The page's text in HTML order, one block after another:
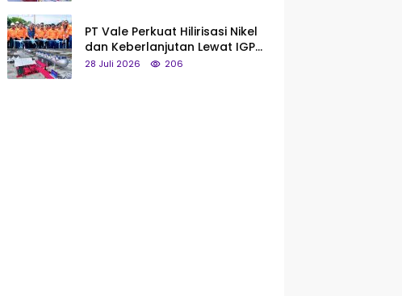
PT Vale Perkuat Hilirisasi Nikel
dan Keberlanjutan Lewat IGP
Morowali
28 Juli 2026 206